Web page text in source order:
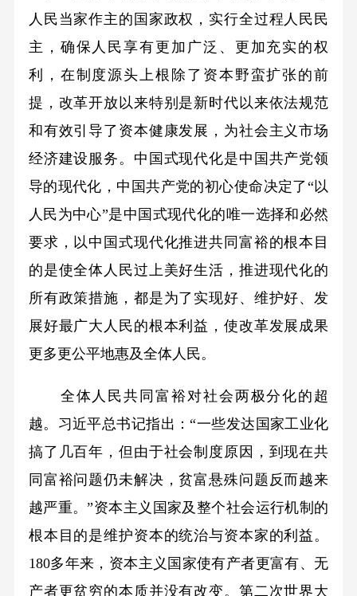
人民当家作主的国家政权，实行全过程人民民
主，确保人民享有更加广泛、更加充实的权
利，在制度源头上根除了资本野蛮扩张的前
提，改革开放以来特别是新时代以来依法规范
和有效引导了资本健康发展，为社会主义市场
经济建设服务。中国式现代化是中国共产党领
导的现代化，中国共产党的初心使命决定了“以
人民为中心”是中国式现代化的唯一选择和必然
要求，以中国式现代化推进共同富裕的根本目
的是使全体人民过上美好生活，推进现代化的
所有政策措施，都是为了实现好、维护好、发
展好最广大人民的根本利益，使改革发展成果
更多更公平地惠及全体人民。
全体人民共同富裕对社会两极分化的超
越。习近平总书记指出：“一些发达国家工业化
搞了几百年，但由于社会制度原因，到现在共
同富裕问题仍未解决，贫富悬殊问题反而越来
越严重。”资本主义国家及整个社会运行机制的
根本目的是维护资本的统治与资本家的利益。
180多年来，资本主义国家使有产者更富有、无
产者更贫穷的本质并没有改变。第二次世界大